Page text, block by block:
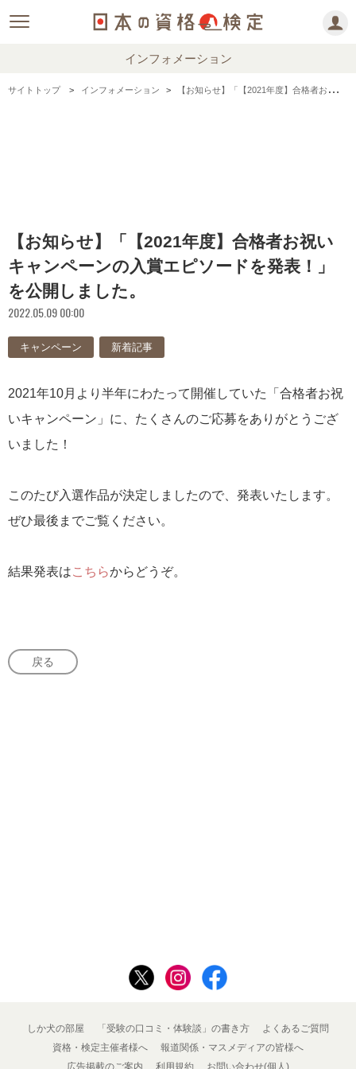
インフォメーション
サイトトップ インフォメーション 【お知らせ】「【2021年度】合格者お祝いキャンペーンの入賞エピソードを発表！」を公開しました。
【お知らせ】「【2021年度】合格者お祝い
キャンペーンの入賞エピソードを発表！」
を公開しました。
2022.05.09 00:00
キャンペーン 新着記事
2021年10月より半年にわたって開催していた「合格者お祝
いキャンペーン」に、たくさんのご応募をありがとうござ
いました！
このたび入選作品が決定しましたので、発表いたします。
ぜひ最後までご覧ください。
結果発表はこちらからどうぞ。
戻る
しか犬の部屋 「受験の口コミ・体験談」の書き方
よくあるご質問
資格・検定主催者様へ
報道関係・マスメディアの皆様へ
広告掲載のご案内
利用規約 お問い合わせ(個人)